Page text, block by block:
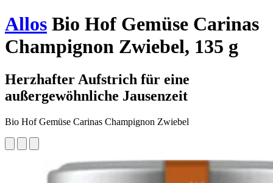
Allos Bio Hof Gemüse Carinas
Champignon Zwiebel, 135 g
Herzhafter Aufstrich für eine
außergewöhnliche Jausenzeit
Bio Hof Gemüse Carinas Champignon Zwiebel